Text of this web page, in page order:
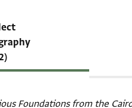
Foundations from the